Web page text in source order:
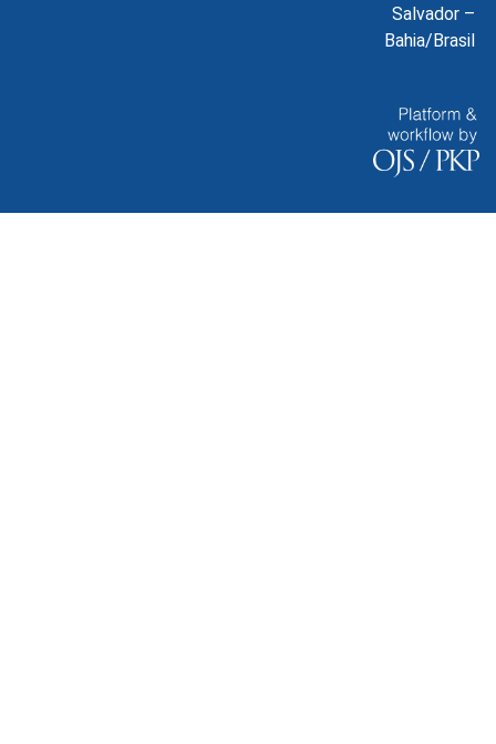
Salvador –
Bahia/Brasil